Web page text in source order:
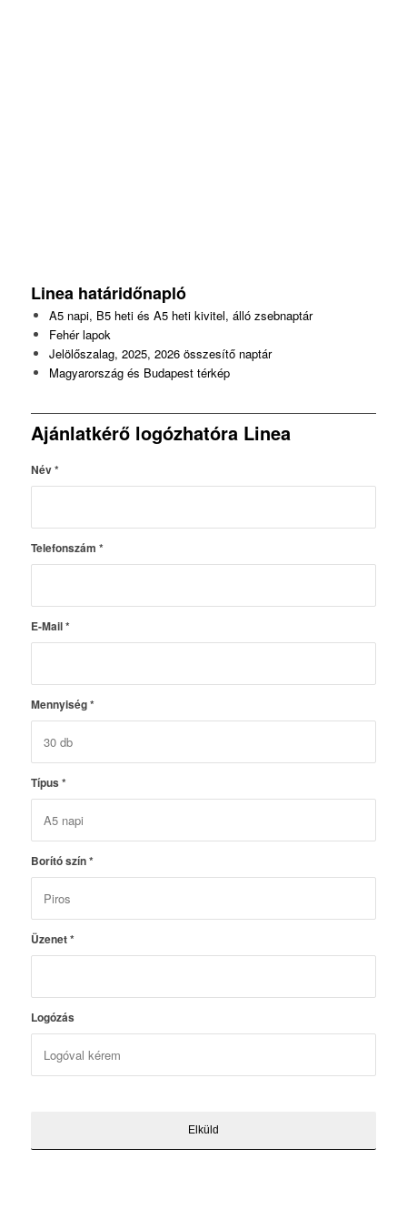
Linea határidőnapló
A5 napi, B5 heti és A5 heti kivitel, álló zsebnaptár
Fehér lapok
Jelölőszalag, 2025, 2026 összesítő naptár
Magyarország és Budapest térkép
Ajánlatkérő logózhatóra Linea
Név*
Telefonszám *
E-Mail*
Mennyiség*
Típus *
Borító szín*
Üzenet*
Logózás